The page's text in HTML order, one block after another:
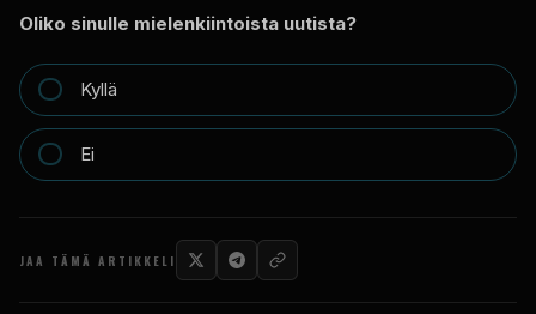
Oliko sinulle mielenkiintoista uutista?
Kyllä
Ei
JAA TÄMÄ ARTIKKELI